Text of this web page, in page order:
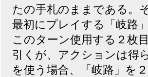
たの手札のままである。
最初にプレイする「岐路
このターン使用する２枚
引くが、アクションは得
を使う場合、「岐路」を